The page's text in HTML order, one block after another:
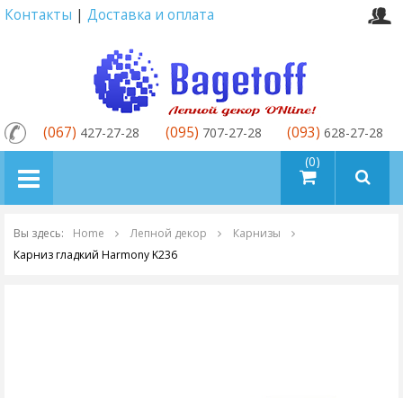
Контакты | Доставка и оплата
товаров (0)
(067) 427-27-28 (095) 707-27-28 (093) 628-27-28
Вы здесь: Home Лепной декор
Карнизы
Карниз гладкий Harmony K236